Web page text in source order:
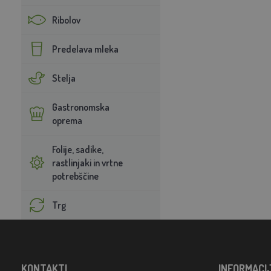
Ribolov
Predelava mleka
Stelja
Gastronomska
oprema
Folije, sadike,
rastlinjaki in vrtne
potrebščine
Trg